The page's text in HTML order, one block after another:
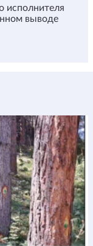
исполнителя
выводе